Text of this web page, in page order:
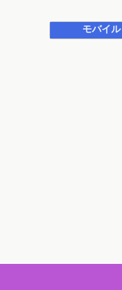
モバイル